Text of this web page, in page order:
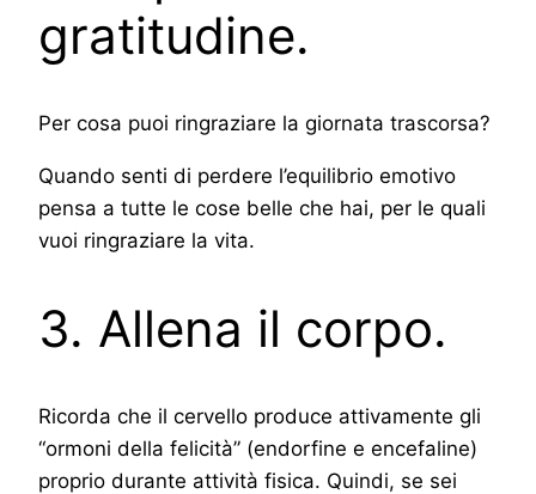
gratitudine.
Per cosa puoi ringraziare la giornata trascorsa?
Quando senti di perdere l’equilibrio emotivo
pensa a tutte le cose belle che hai, per le quali
vuoi ringraziare la vita.
3. Allena il corpo.
Ricorda che il cervello produce attivamente gli
“ormoni della felicità” (endorfine e encefaline)
proprio durante attività fisica. Quindi, se sei